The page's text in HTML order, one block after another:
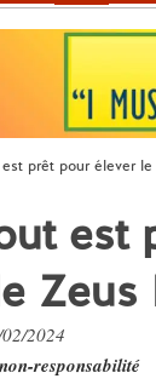
prêt pour élever
est
2024
responsabilité